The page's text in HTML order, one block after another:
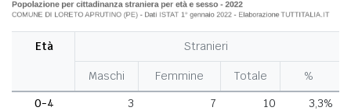
Età Stranieri
Maschi Femmine Totale
%
0-4
3 7 10
3,3%